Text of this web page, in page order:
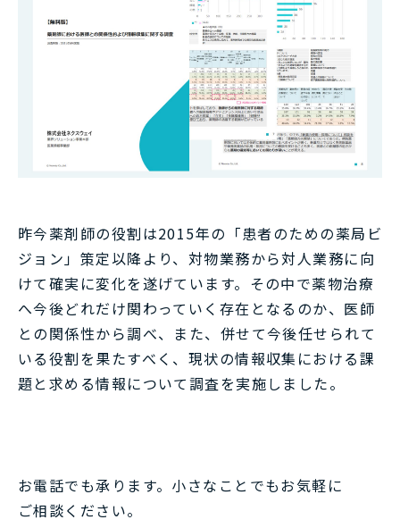
昨今薬剤師の役割は2015年の「患者のための薬局ビ
ジョン」策定以降より、対物業務から対人業務に向
けて確実に変化を遂げています。その中で薬物治療
へ今後どれだけ関わっていく存在となるのか、医師
との関係性から調べ、また、併せて今後任せられて
いる役割を果たすべく、現状の情報収集における課
題と求める情報について調査を実施しました。
お電話でも承ります。小さなことでもお気軽に
ご相談ください。